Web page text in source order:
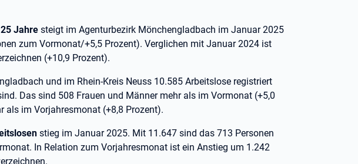
Jahre steigt im Agenturbezirk Mönchengladbach im Januar 2025
zum Vormonat/+5,5 Prozent). Verglichen mit Januar 2024 ist
(+10,9 Prozent).
und im Rhein-Kreis Neuss 10.585 Arbeitslose registriert
Das sind 508 Frauen und Männer mehr als im Vormonat (+5,0
als im Vorjahresmonat (+8,8 Prozent).
stieg im Januar 2025. Mit 11.647 sind das 713 Personen
In Relation zum Vorjahresmonat ist ein Anstieg um 1.242